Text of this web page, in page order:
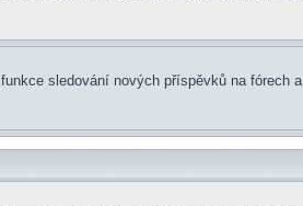
sledování nových příspěvků na fórech